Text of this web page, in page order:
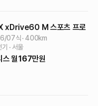
xDrive60 M 스포츠 프로
07식 400km
서울
스월167만원